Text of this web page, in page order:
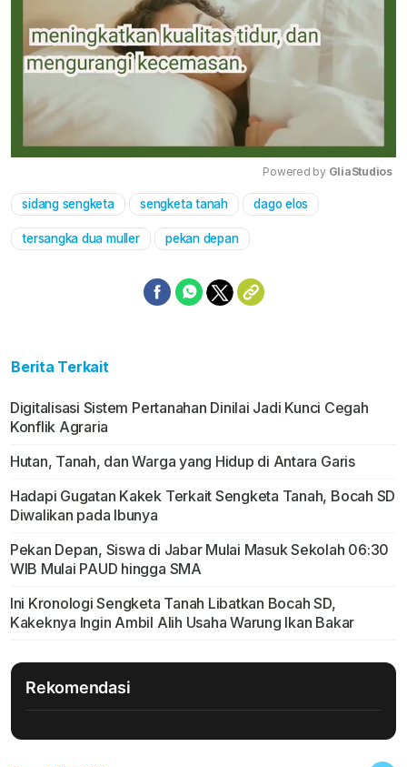
Powered by GliaStudios
sidang sengketa sengketa tanah dago elos
tersangka dua muller pekan depan
Berita Terkait
Digitalisasi Sistem Pertanahan Dinilai Jadi Kunci Cegah
Konflik Agraria
Hutan, Tanah, dan Warga yang Hidup di Antara Garis
Hadapi Gugatan Kakek Terkait Sengketa Tanah, Bocah SD
Diwalikan pada Ibunya
Pekan Depan, Siswa di Jabar Mulai Masuk Sekolah 06:30
WIB Mulai PAUD hingga SMA
Ini Kronologi Sengketa Tanah Libatkan Bocah SD,
Kakeknya Ingin Ambil Alih Usaha Warung Ikan Bakar
Rekomendasi